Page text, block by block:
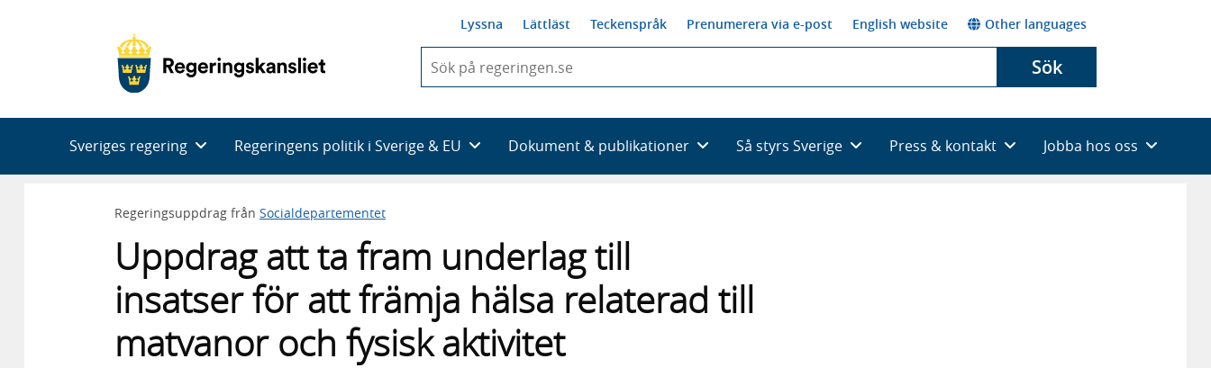
Lyssna Lättläst Teckenspråk Prenumerera via e-post English website Other languages
du
skriva
framträder
en
Sök
Sveriges regering Regeringens politik i Sverige & EU Dokument & publikationer Så styrs Sverige Press & kontakt Jobba hos oss
Regeringsuppdrag från Socialdepartementet
Uppdrag att ta fram underlag till
insatser för att främja hälsa relaterad till
matvanor och fysisk aktivitet